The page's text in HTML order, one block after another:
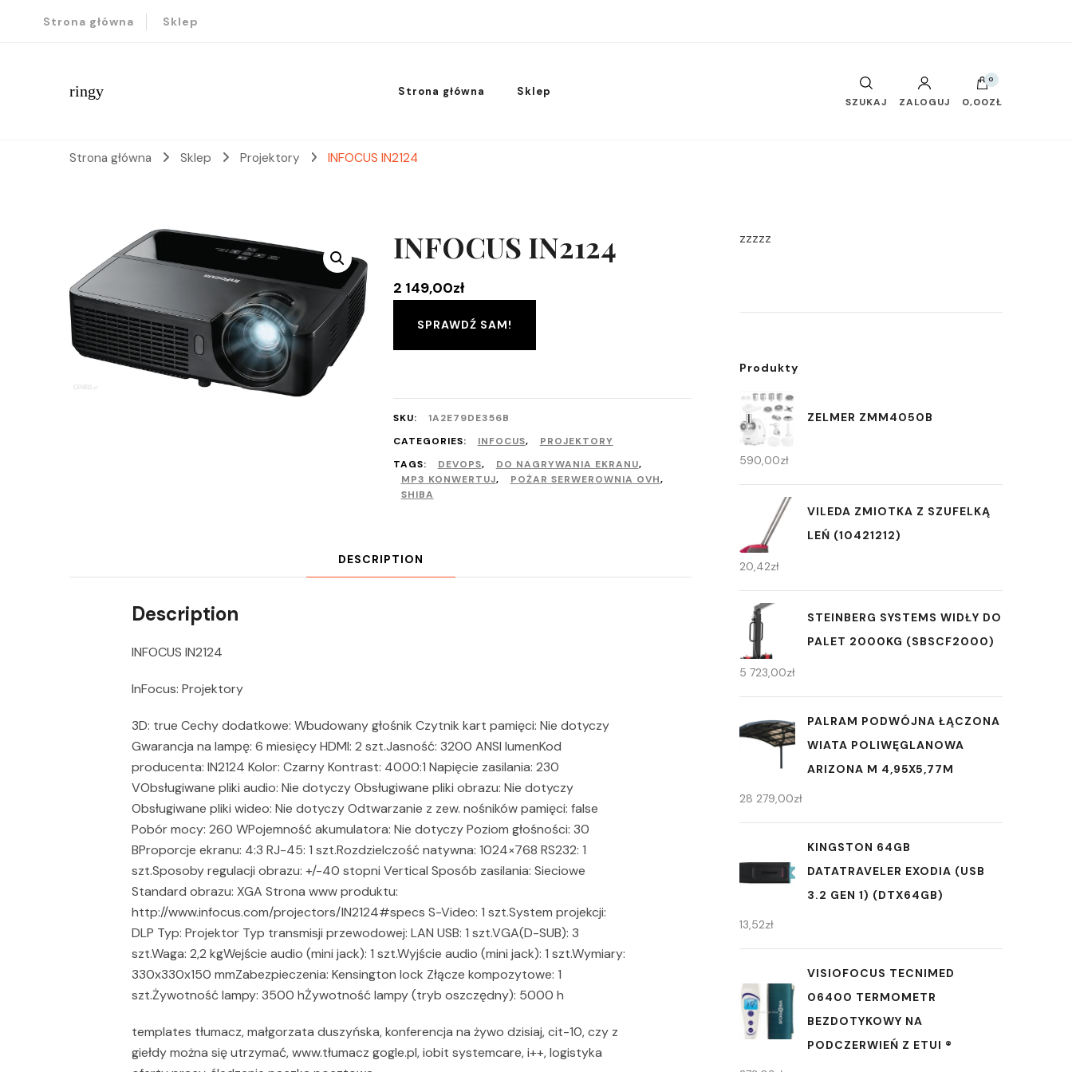
Strona główna Sklep
ringy Strona główna Sklep
SZUKAJ ZALOGUJ
0
0,00ZŁ
Strona główna Sklep Projektory INFOCUS IN2124
INFOCUS IN2124
2 149,00zł
SPRAWDŹ SAM!
SKU:
1A2E79DE356B
CATEGORIES:
INFOCUS,
PROJEKTORY
TAGS:
DEVOPS, DO NAGRYWANIA EKRANU,
MP3 KONWERTUJ, POŻAR SERWEROWNIA OVH,
SHIBA
DESCRIPTION
Description
INFOCUS IN2124
InFocus: Projektory
3D: true Cechy dodatkowe: Wbudowany głośnik Czytnik kart pamięci: Nie dotyczy
Gwarancja na lampę: 6 miesięcy HDMI: 2 szt.Jasność: 3200 ANSI lumenKod
producenta: IN2124 Kolor: Czarny Kontrast: 4000:1 Napięcie zasilania: 230
VObsługiwane pliki audio: Nie dotyczy Obsługiwane pliki obrazu: Nie dotyczy
Obsługiwane pliki wideo: Nie dotyczy Odtwarzanie z zew. nośników pamięci: false
Pobór mocy: 260 WPojemność akumulatora: Nie dotyczy Poziom głośności: 30
BProporcje ekranu: 4:3 RJ-45: 1 szt.Rozdzielczość natywna: 1024×768 RS232: 1
szt.Sposoby regulacji obrazu: +/-40 stopni Vertical Sposób zasilania: Sieciowe
Standard obrazu: XGA Strona www produktu:
http://www.infocus.com/projectors/IN2124#specs S-Video: 1 szt.System projekcji:
DLP Typ: Projektor Typ transmisji przewodowej: LAN USB: 1 szt.VGA(D-SUB): 3
szt.Waga: 2,2 kgWejście audio (mini jack): 1 szt.Wyjście audio (mini jack): 1 szt.Wymiary:
330x330x150 mmZabezpieczenia: Kensington lock Złącze kompozytowe: 1
szt.Żywotność lampy: 3500 hŻywotność lampy (tryb oszczędny): 5000 h
templates tłumacz, małgorzata duszyńska, konferencja na żywo dzisiaj, cit-10, czy z
giełdy można się utrzymać, www.tłumacz gogle.pl, iobit systemcare, i++, logistyka
zzzzz
Produkty
ZELMER ZMM4050B
590,00zł
VILEDA ZMIOTKA Z SZUFELKĄ
LEŃ (10421212)
20,42zł
STEINBERG SYSTEMS WIDŁY DO
PALET 2000KG (SBSCF2000)
5 723,00zł
PALRAM PODWÓJNA ŁĄCZONA
WIATA POLIWĘGLANOWA
ARIZONA M 4,95X5,77M
28 279,00zł
KINGSTON 64GB
DATATRAVELER EXODIA (USB
3.2 GEN 1) (DTX64GB)
13,52zł
VISIOFOCUS TECNIMED
06400 TERMOMETR
BEZDOTYKOWY NA
PODCZERWIEŃ Z ETUI ®